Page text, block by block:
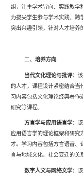
组，注重学术导向、实践教学
为拔尖学生参与学术实践、跨
突出兴趣引领，针对人才培养
二、培养方向
当代文化理论与批评：
的人才，课程设计紧密结合当
习内容包括文化理论经典著作
研究等课程。
方言学与应用语言学：
应用语言学的理论框架和研究
才。学习内容包括方言语音、
言与地域文化、社会变迁的关
数字人文与网络文学：